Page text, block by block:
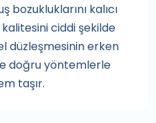
bozukluklarını kalıcı
ciddi şekilde
düzleşmesinin erken
doğru yöntemlerle
taşır.